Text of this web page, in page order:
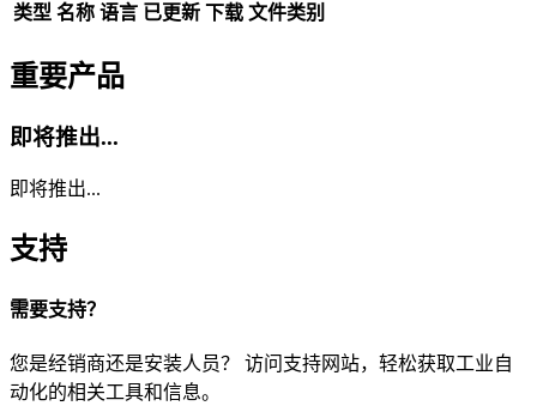
类型 名称 语言 已更新 下载 文件类别
重要产品
即将推出...
即将推出...
支持
需要支持？
您是经销商还是安装人员？ 访问支持网站，轻松获取工业自
动化的相关工具和信息。